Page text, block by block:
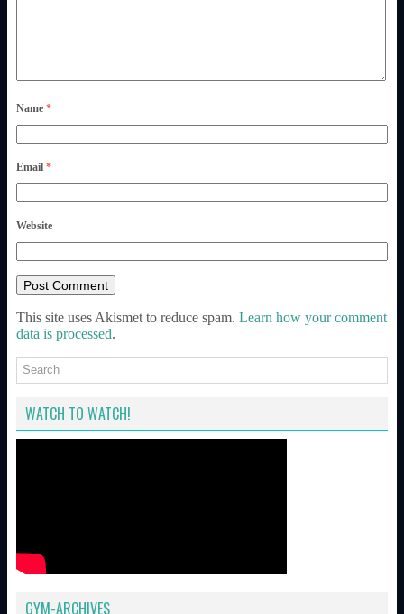
Name *
Email *
Website
This site uses Akismet to reduce spam. Learn how your comment
data is processed.
WATCH TO WATCH!
GYM-ARCHIVES